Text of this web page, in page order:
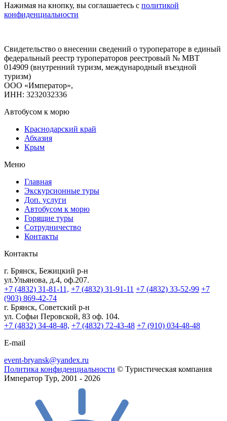
Нажимая на кнопку, вы соглашаетесь с политикой
конфиденциальности
Свидетельство о внесении сведений о туроператоре в единый
федеральный реестр туроператоров реестровый № МВТ
014909 (внутренний туризм, международный въездной
туризм)
ООО «Император»,
ИНН: 3232032336
Автобусом к морю
Краснодарский край
Абхазия
Крым
Меню
Главная
Экскурсионные туры
Доп. услуги
Автобусом к морю
Горящие туры
Сотрудничество
Контакты
Контакты
г. Брянск, Бежицкий р-н
ул.Ульянова, д.4, оф.207.
+7 (4832) 31-81-11, +7 (4832) 31-91-11 +7 (4832) 33-52-99 +7
(903) 869-42-74
г. Брянск, Советский р-н
ул. Софьи Перовской, 83 оф. 104.
+7 (4832) 34-48-48, +7 (4832) 72-43-48 +7 (910) 034-48-48
E-mail
event-bryansk@yandex.ru
Политика конфиденциальности © Туристическая компания
Император Тур, 2001 - 2026